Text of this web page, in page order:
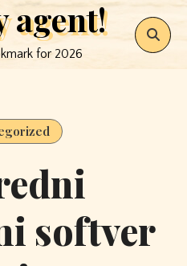
agent!
for 2026
softver